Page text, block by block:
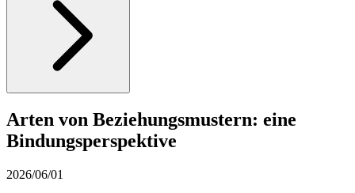
Arten von Beziehungsmustern: eine
Bindungsperspektive
2026/06/01